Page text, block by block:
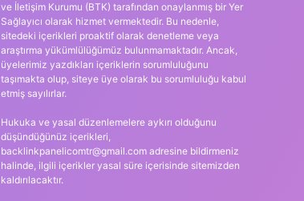
ve İletişim Kurumu (BTK) tarafından onaylanmış bir Yer
Sağlayıcı olarak hizmet vermektedir. Bu nedenle,
sitedeki içerikleri proaktif olarak denetleme veya
araştırma yükümlülüğümüz bulunmamaktadır. Ancak,
üyelerimiz yazdıkları içeriklerin sorumluluğunu
taşımakta olup, siteye üye olarak bu sorumluluğu kabul
etmiş sayılırlar.
Hukuka ve yasal düzenlemelere aykırı olduğunu
düşündüğünüz içerikleri,
backlinkpanelicomtr@gmail.comadresine bildirmeniz
halinde, ilgili içerikler yasal süre içerisinde sitemizden
kaldırılacaktır.